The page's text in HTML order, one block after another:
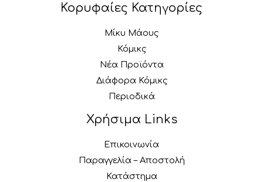
Κορυφαίες Κατηγορίες
Μίκυ Μάους
Κόμικς
Νέα Προϊόντα
Διάφορα Κόμικς
Περιοδικά
Χρήσιμα Links
Επικοινωνία
Παραγγελία – Αποστολή
Κατάστημα